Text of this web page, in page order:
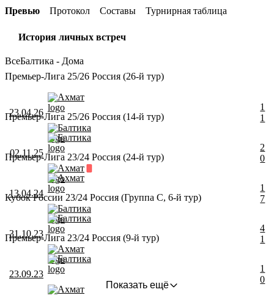
Превью
Протокол Составы Турнирная таблица
История личных встреч
ВсеБалтика - Дома
Премьер-Лига 25/26 Россия (26-й тур)
23.04.26
Ахмат
Балтика
1
1
Премьер-Лига 25/26 Россия (14-й тур)
02.11.25
Балтика
Ахмат
2
0
Премьер-Лига 23/24 Россия (24-й тур)
13.04.24
Ахмат
Балтика
1
7
Кубок России 23/24 Россия (Группа C, 6-й тур)
31.10.23
Балтика
Ахмат
4
1
Премьер-Лига 23/24 Россия (9-й тур)
23.09.23
Балтика
Ахмат
1
0
Показать ещё